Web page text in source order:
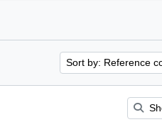
Sort by: Reference